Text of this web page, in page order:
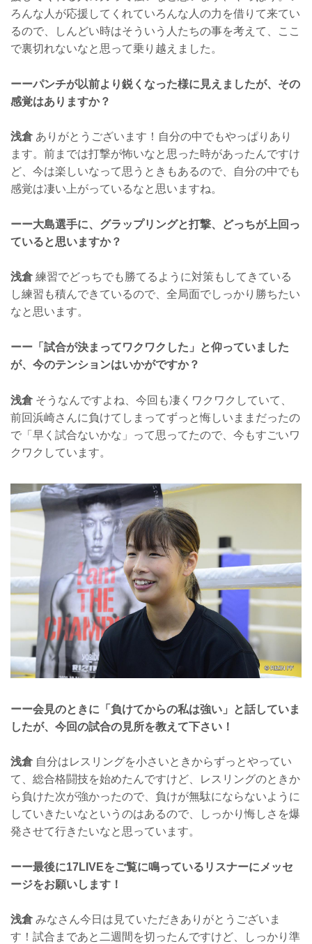
ろんな人が応援してくれていろんな人の力を借りて来てい
るので、しんどい時はそういう人たちの事を考えて、ここ
で裏切れないなと思って乗り越えました。
ーーパンチが以前より鋭くなった様に見えましたが、その
感覚はありますか？
浅倉ありがとうございます！自分の中でもやっぱりあり
ます。前までは打撃が怖いなと思った時があったんですけ
ど、今は楽しいなって思うときもあるので、自分の中でも
感覚は凄い上がっているなと思いますね。
ーー大島選手に、グラップリングと打撃、どっちが上回っ
ていると思いますか？
浅倉練習でどっちでも勝てるように対策もしてきている
し練習も積んできているので、全局面でしっかり勝ちたい
なと思います。
ーー「試合が決まってワクワクした」と仰っていました
が、今のテンションはいかがですか？
浅倉そうなんですよね、今回も凄くワクワクしていて、
前回浜崎さんに負けてしまってずっと悔しいままだったの
で「早く試合ないかな」って思ってたので、今もすごいワ
クワクしています。
ーー会見のときに「負けてからの私は強い」と話していま
したが、今回の試合の見所を教えて下さい！
浅倉自分はレスリングを小さいときからずっとやってい
て、総合格闘技を始めたんですけど、レスリングのときか
ら負けた次が強かったので、負けが無駄にならないように
していきたいなというのはあるので、しっかり悔しさを爆
発させて行きたいなと思っています。
ーー最後に17LIVEをご覧に鳴っているリスナーにメッセ
ージをお願いします！
浅倉みなさん今日は見ていただきありがとうございま
す！試合まであと二週間を切ったんですけど、しっかり準